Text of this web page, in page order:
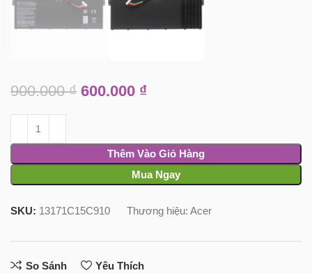
900.000₫ 600.000 ₫
Thêm Vào Giỏ Hàng
Mua Ngay
SKU: 13171C15C910 Thương hiệu:Acer
So Sánh Yêu Thích